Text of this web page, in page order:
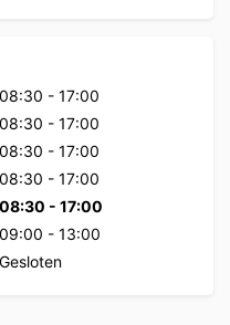
08:30 - 17:00
08:30 - 17:00
08:30 - 17:00
08:30 - 17:00
08:30 - 17:00
09:00 - 13:00
Gesloten